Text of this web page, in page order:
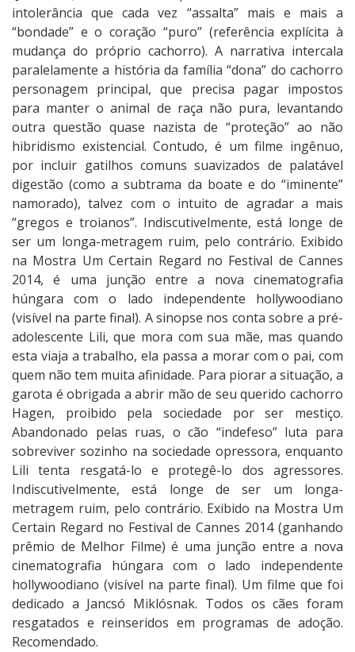
intolerância que cada vez “assalta” mais e mais a
“bondade” e o coração “puro” (referência explícita à
mudança do próprio cachorro). A narrativa intercala
paralelamente a história da família “dona” do cachorro
personagem principal, que precisa pagar impostos
para manter o animal de raça não pura, levantando
outra questão quase nazista de “proteção” ao não
hibridismo existencial. Contudo, é um filme ingênuo,
por incluir gatilhos comuns suavizados de palatável
digestão (como a subtrama da boate e do “iminente”
namorado), talvez com o intuito de agradar a mais
“gregos e troianos”. Indiscutivelmente, está longe de
ser um longa-metragem ruim, pelo contrário. Exibido
na Mostra Um Certain Regard no Festival de Cannes
2014, é uma junção entre a nova cinematografia
húngara com o lado independente hollywoodiano
(visível na parte final). A sinopse nos conta sobre a pré-
adolescente Lili, que mora com sua mãe, mas quando
esta viaja a trabalho, ela passa a morar com o pai, com
quem não tem muita afinidade. Para piorar a situação, a
garota é obrigada a abrir mão de seu querido cachorro
Hagen, proibido pela sociedade por ser mestiço.
Abandonado pelas ruas, o cão “indefeso” luta para
sobreviver sozinho na sociedade opressora, enquanto
Lili tenta resgatá-lo e protegê-lo dos agressores.
Indiscutivelmente, está longe de ser um longa-
metragem ruim, pelo contrário. Exibido na Mostra Um
Certain Regard no Festival de Cannes 2014 (ganhando
prêmio de Melhor Filme) é uma junção entre a nova
cinematografia húngara com o lado independente
hollywoodiano (visível na parte final). Um filme que foi
dedicado a Jancsó Miklósnak. Todos os cães foram
resgatados e reinseridos em programas de adoção.
Recomendado.